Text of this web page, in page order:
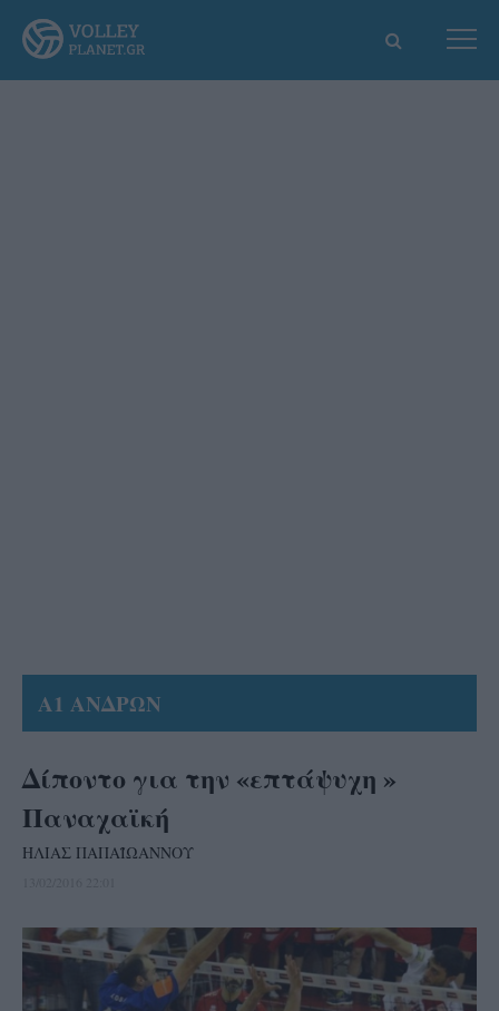
Α1 ΑΝΔΡΩΝ
Δίποντο για την «επτάψυχη »
Παναχαϊκή
ΗΛΙΑΣ ΠΑΠΑΪΩΑΝΝΟΥ